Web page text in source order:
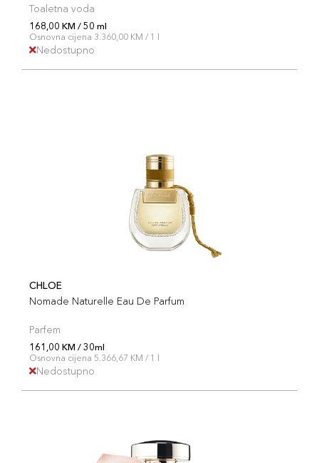
Toaletna voda
168,00 KM / 50 ml
Osnovna cijena 3.360,00 KM / 1 l
Nedostupno
CHLOE
Nomade Naturelle Eau De Parfum
Parfem
161,00 KM / 30ml
Osnovna cijena 5.366,67 KM / 1 l
Nedostupno